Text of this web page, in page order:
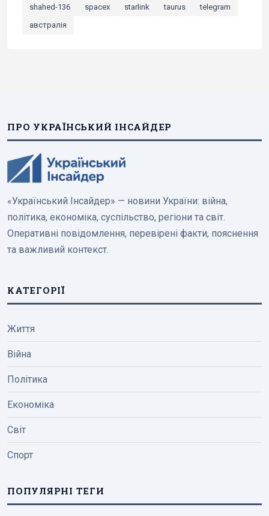
shahed-136
spacex starlink taurus
telegram
австралія
ПРО УКРАЇНСЬКИЙ ІНСАЙДЕР
«Український Інсайдер» — новини України: війна,
політика, економіка, суспільство, регіони та світ.
Оперативні повідомлення, перевірені факти, пояснення
та важливий контекст.
КАТЕГОРІЇ
Життя
Війна
Політика
Економіка
Світ
Спорт
ПОПУЛЯРНІ ТЕГИ